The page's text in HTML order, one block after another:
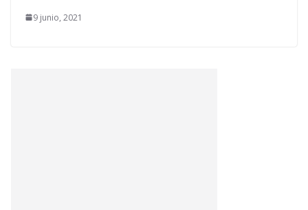
9 junio, 2021